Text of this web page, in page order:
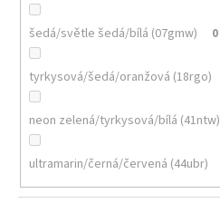
šedá/světle šedá/bílá (07gmw) 0
tyrkysová/šedá/oranžová (18rgo)
neon zelená/tyrkysová/bílá (41ntw)
ultramarin/černá/červená (44ubr)